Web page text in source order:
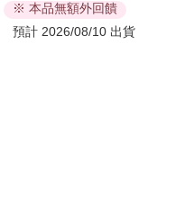
若非上列種類商品，均
日）。
※ 本品無額外回饋
預計 2026/08/10 出貨